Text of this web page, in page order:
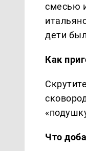
смесью
дети
Как
Что